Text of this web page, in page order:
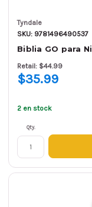
Tyndale
SKU: 9781496490537
Biblia GO para
Retail: $44.99
$35.99
2 en stock
Qty.